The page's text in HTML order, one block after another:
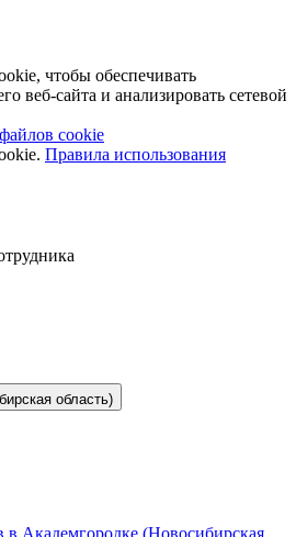
чтобы обеспечивать
веб-сайта и анализировать сетевой
cookie
Правила использования
область)
в Академгородке (Новосибирская